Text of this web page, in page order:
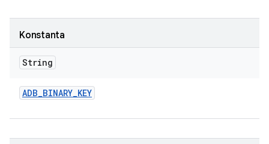
Konstanta
String
ADB_BINARY_KEY